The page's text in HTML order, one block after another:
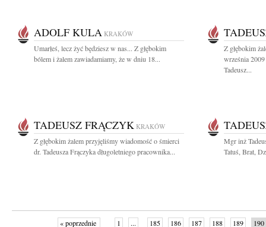
ADOLF KULA KRAKÓW
Umarłeś, lecz żyć będziesz w nas... Z głębokim
bólem i żalem zawiadamiamy, że w dniu 18...
Z głębokim
września
Tadeusz...
TADEUSZ FRĄCZYK KRAKÓW
Z głębokim żalem przyjęliśmy wiadomość o śmierci
dr. Tadeusza Frączyka długoletniego pracownika...
Mgr inż
Tatuś, Brat,
« poprzednie 1 ... 185 186 187 188 189 190